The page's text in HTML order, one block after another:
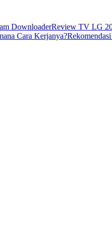
DownloaderReview TV LG
Cara Kerjanya?